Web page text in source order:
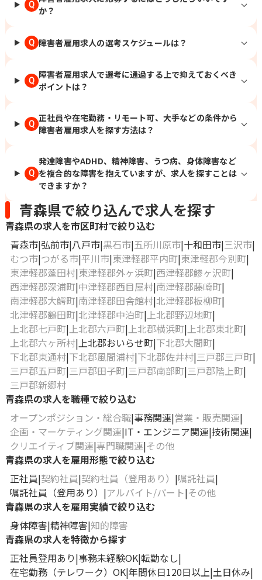
Q
か？
Q 障害者雇用求人の選考スケジュールは？
Q
障害者雇用求人で選考に通過する上で抑えておくべき
ポイントは？
Q
正社員や在宅勤務・リモート可、大手などの条件から
障害者雇用求人を探す方法は？
Q
発達障害やADHD、精神障害、うつ病、身体障害など
を複合的な障害を抱えていますが、求人を探すことは
できますか？
青森県で絞り込んで求人を探す
青森県の求人を市区町村で絞り込む
青森市 弘前市 八戸市 黒石市 五所川原市 十和田市 三沢市
むつ市 つがる市 平川市 東津軽郡平内町 東津軽郡今別町
東津軽郡蓬田村 東津軽郡外ヶ浜町 西津軽郡鰺ヶ沢町
西津軽郡深浦町 中津軽郡西目屋村 南津軽郡藤崎町
南津軽郡大鰐町 南津軽郡田舎館村 北津軽郡板柳町
北津軽郡鶴田町 北津軽郡中泊町 上北郡野辺地町
上北郡七戸町 上北郡六戸町 上北郡横浜町 上北郡東北町
上北郡六ヶ所村 上北郡おいらせ町 下北郡大間町
下北郡東通村 下北郡風間浦村 下北郡佐井村 三戸郡三戸町
三戸郡五戸町 三戸郡田子町 三戸郡南部町 三戸郡階上町
三戸郡新郷村
青森県の求人を職種で絞り込む
オープンポジション・総合職 事務関連 営業・販売関連
企画・マーケティング関連 IT・エンジニア関連 技術関連
クリエイティブ関連 専門職関連 その他
青森県の求人を雇用形態で絞り込む
正社員 契約社員 契約社員（登用あり）
嘱託社員
嘱託社員（登用あり）
アルバイト/パート その他
青森県の求人を雇用実績で絞り込む
身体障害 精神障害 知的障害
青森県の求人を特徴から探す
正社員登用あり 事務未経験OK 転勤なし
在宅勤務（テレワーク）OK 年間休日120日以上 土日休み